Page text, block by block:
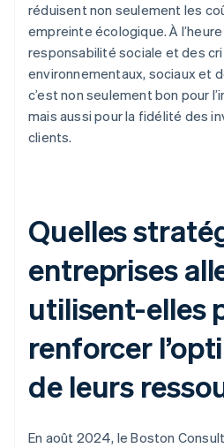
réduisent non seulement les
empreinte écologique. À
responsabilité sociale et des
environnementaux, sociaux et
c’est non seulement bon pour
mais aussi pour la fidélité des
clients.
Quelles
entreprises
utilisent-elles
renforcer
de leurs
En août 2024, le Boston